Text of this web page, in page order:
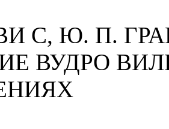
С, Ю. П.
ВУДРО